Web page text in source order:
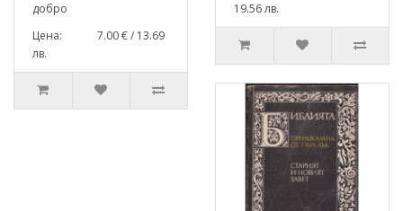
добро
Цена: 7.00 € / 13.69
лв.
19.56 лв.